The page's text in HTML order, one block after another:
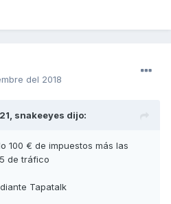
del 2018
snakeeyes dijo:
100 € de impuestos más las
de tráfico
Tapatalk